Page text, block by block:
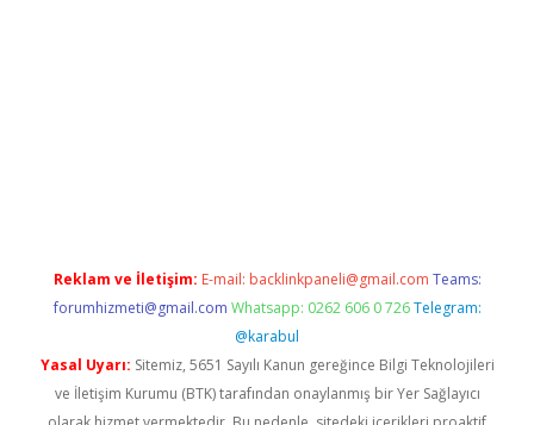
Reklam ve İletişim: E-mail: backlinkpaneli@gmail.com Teams:
forumhizmeti@gmail.com Whatsapp: 0262 606 0 726 Telegram:
@karabul
Yasal Uyarı: Sitemiz, 5651 Sayılı Kanun gereğince Bilgi Teknolojileri
ve İletişim Kurumu (BTK) tarafından onaylanmış bir Yer Sağlayıcı